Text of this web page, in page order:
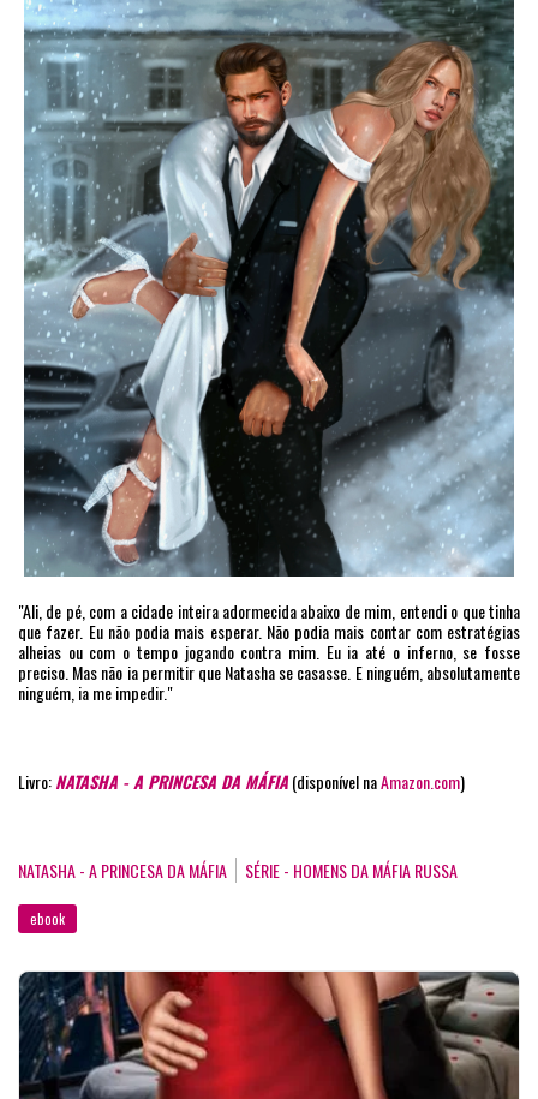
"Ali, de pé, com a cidade inteira adormecida abaixo de mim, entendi o que tinha
que fazer. Eu não podia mais esperar. Não podia mais contar com estratégias
alheias ou com o tempo jogando contra mim. Eu ia até o inferno, se fosse
preciso. Mas não ia permitir que Natasha se casasse. E ninguém, absolutamente
ninguém, ia me impedir."
Livro:NATASHA - A PRINCESA DA MÁFIA(disponível naAmazon.com)
NATASHA - A PRINCESA DA MÁFIA SÉRIE - HOMENS DA MÁFIA RUSSA
ebook